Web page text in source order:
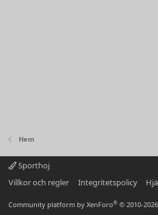
Hem
Sporthoj
Villkor och regler
Integritetspolicy
Community platform by XenForo® © 2010-